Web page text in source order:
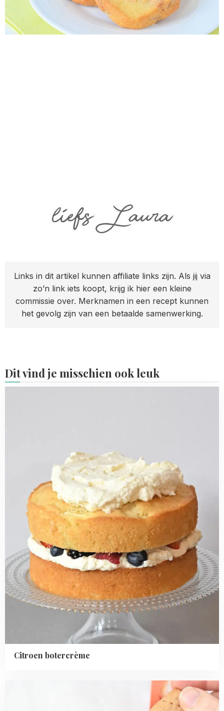
Links in dit artikel kunnen affiliate links zijn. Als jij via
zo’n link iets koopt, krijg ik hier een kleine
commissie over. Merknamen in een recept kunnen
het gevolg zijn van een betaalde samenwerking.
Dit vind je misschien ook leuk
Citroen botercrème